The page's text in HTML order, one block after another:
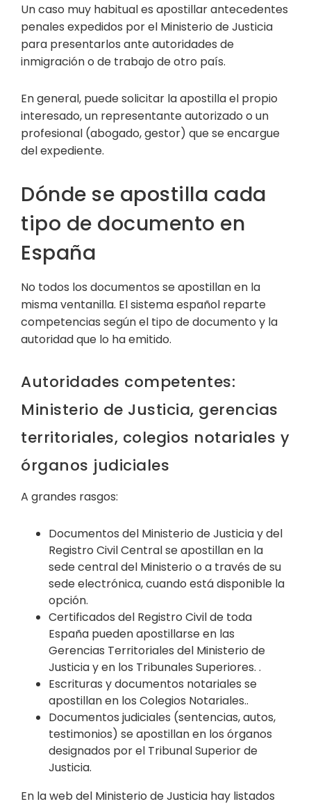
Un caso muy habitual es apostillar antecedentes
penales expedidos por el Ministerio de Justicia
para presentarlos ante autoridades de
inmigración o de trabajo de otro país.
En general, puede solicitar la apostilla el propio
interesado, un representante autorizado o un
profesional (abogado, gestor) que se encargue
del expediente.
Dónde se apostilla cada
tipo de documento en
España
No todos los documentos se apostillan en la
misma ventanilla. El sistema español reparte
competencias según el tipo de documento y la
autoridad que lo ha emitido.
Autoridades competentes:
Ministerio de Justicia, gerencias
territoriales, colegios notariales y
órganos judiciales
A grandes rasgos:
Documentos del Ministerio de Justicia y del
Registro Civil Central se apostillan en la
sede central del Ministerio o a través de su
sede electrónica, cuando está disponible la
opción.
Certificados del Registro Civil de toda
España pueden apostillarse en las
Gerencias Territoriales del Ministerio de
Justicia y en los Tribunales Superiores. .
Escrituras y documentos notariales se
apostillan en los Colegios Notariales..
Documentos judiciales (sentencias, autos,
testimonios) se apostillan en los órganos
designados por el Tribunal Superior de
Justicia.
En la web del Ministerio de Justicia hay listados